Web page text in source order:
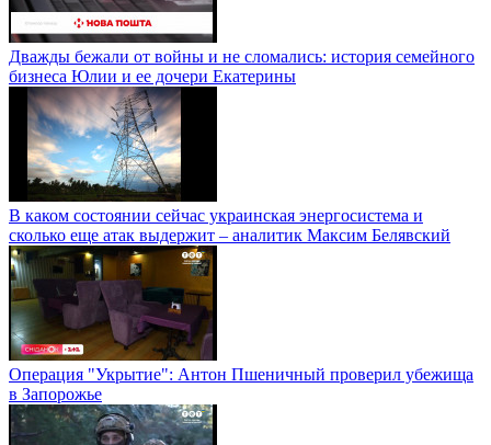
Дважды бежали от войны и не сломались: история семейного
бизнеса Юлии и ее дочери Екатерины
В каком состоянии сейчас украинская энергосистема и
сколько еще атак выдержит – аналитик Максим Белявский
Операция "Укрытие": Антон Пшеничный проверил убежища
в Запорожье